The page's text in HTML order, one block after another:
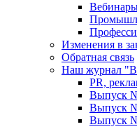
Изменения в
Обратная связь
Наш журнал
PR,
Выпуск
Выпуск
Выпуск